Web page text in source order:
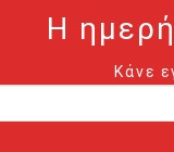
Η
Κάνε